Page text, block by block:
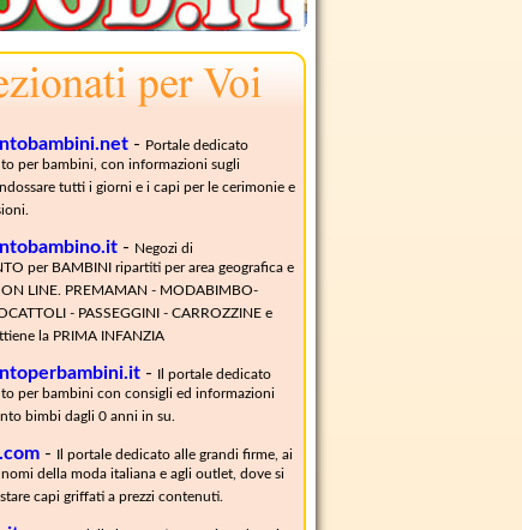
- Portale dedicato
per bambini, con informazioni sugli
tutti i giorni e i capi per le cerimonie e
- Negozi di
per BAMBINI ripartiti per area geografica e
LINE. PREMAMAN - MODABIMBO-
- PASSEGGINI - CARROZZINE e
la PRIMA INFANZIA
- Il portale dedicato
per bambini con consigli ed informazioni
bimbi dagli 0 anni in su.
- Il portale dedicato alle grandi firme, ai
della moda italiana e agli outlet, dove si
capi griffati a prezzi contenuti.